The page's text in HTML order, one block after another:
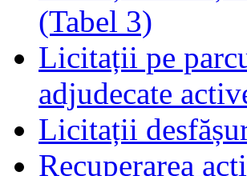
(Tabel 3)
Licitații pe
adjudecate
Licitații
Recuperarea